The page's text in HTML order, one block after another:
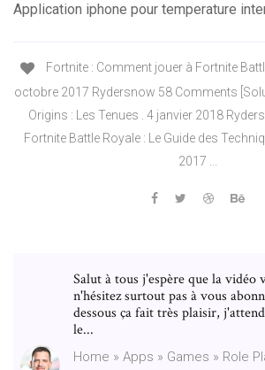
Application iphone pour temperature
Fortnite : Comment jouer à Fortnite
octobre 2017 Rydersnow 58 Comments
Origins : Les Tenues . 4 janvier 2018
Fortnite Battle Royale : Le Guide des
2017 ...
Salut à tous j'espère que la vidéo
n'hésitez surtout pas à vous
dessous ça fait très plaisir,
le...
Home » Apps » Games » Role